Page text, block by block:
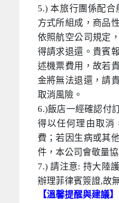
5.) 本旅行團係配
方式所組成，商品
依照航空公司規定
得請求退還。貴賓
述機票費用，故若
金將無法退還，請
取消風險。
6.)飯店一經確認付
得以任何理由取消
費；若因生病或其
件，本公司會敬量協
7.) 請注意: 持大陸
辦理菲律賓簽證,故
【溫馨提醒與建議】